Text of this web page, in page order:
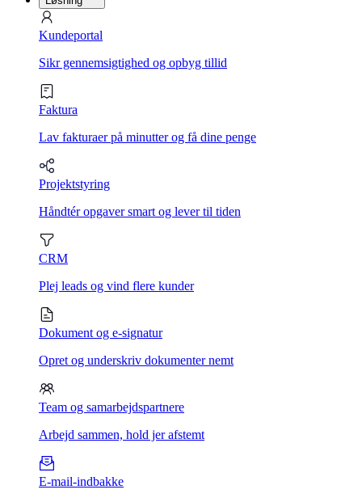
Kundeportal
Sikr gennemsigtighed og opbyg tillid
Faktura
Lav fakturaer på minutter og få dine penge
Projektstyring
Håndtér opgaver smart og lever til tiden
CRM
Plej leads og vind flere kunder
Dokument og e-signatur
Opret og underskriv dokumenter nemt
Team og samarbejdspartnere
Arbejd sammen, hold jer afstemt
E-mail-indbakke